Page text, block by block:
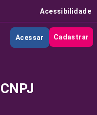
Acessibilidade
Acessar Cadastrar